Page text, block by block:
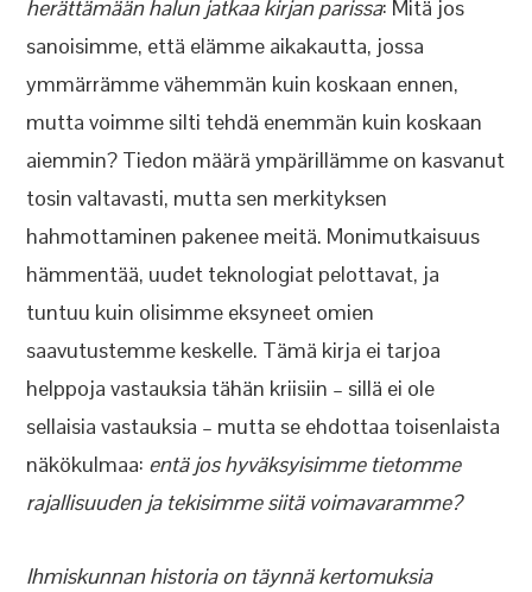
herättämään halun jatkaa kirjan parissa: Mitä jos
sanoisimme, että elämme aikakautta, jossa
ymmärrämme vähemmän kuin koskaan ennen,
mutta voimme silti tehdä enemmän kuin koskaan
aiemmin? Tiedon määrä ympärillämme on kasvanut
tosin valtavasti, mutta sen merkityksen
hahmottaminen pakenee meitä. Monimutkaisuus
hämmentää, uudet teknologiat pelottavat, ja
tuntuu kuin olisimme eksyneet omien
saavutustemme keskelle. Tämä kirja ei tarjoa
helppoja vastauksia tähän kriisiin – sillä ei ole
sellaisia vastauksia – mutta se ehdottaa toisenlaista
näkökulmaa: entä jos hyväksyisimme tietomme
rajallisuuden ja tekisimme siitä voimavaramme?
Ihmiskunnan historia on täynnä kertomuksia